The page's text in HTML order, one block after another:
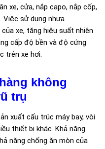
xe, cửa, nắp capo, nắp cốp,
Việc sử dụng nhựa
xe, tăng hiệu suất nhiên
cấp độ bền và độ cứng
trên xe hơi.
không
trụ
xuất cấu trúc máy bay, vòi
thiết bị khác. Khả năng
năng chống ăn mòn của